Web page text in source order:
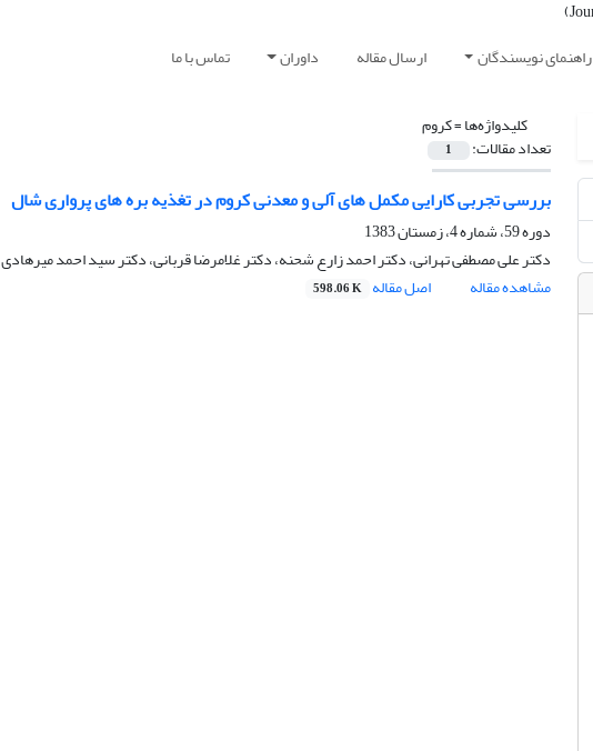
راهنمای نویسندگان ارسال مقاله داوران تماس با ما
کلیدواژه‌ها =کروم
تعداد مقالات: 1
بررسی تجربی کارایی مکمل های آلی و معدنی کروم در تغذیه بره های پرواری شال
دوره 59، شماره 4، زمستان 1383
دکتر علی مصطفی تهرانی، دکتر احمد زارع شحنه، دکتر غلامرضا قربانی، دکتر سید احمد میرهادی
مشاهده مقاله
اصل مقاله 598.06 K